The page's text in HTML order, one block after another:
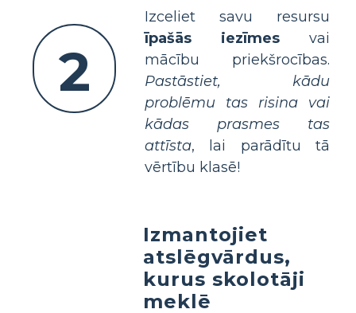
2
Izceliet savu resursu
īpašās iezīmes vai
mācību priekšrocības.
Pastāstiet, kādu
problēmu tas risina vai
kādas prasmes tas
attīsta, lai parādītu tā
vērtību klasē!
Izmantojiet
atslēgvārdus,
kurus skolotāji
meklē